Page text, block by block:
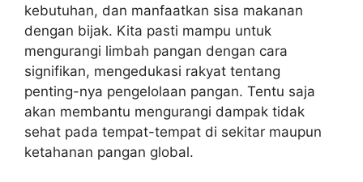
kebutuhan, dan manfaatkan sisa makanan
dengan bijak. Kita pasti mampu untuk
mengurangi limbah pangan dengan cara
signifikan, mengedukasi rakyat tentang
penting-nya pengelolaan pangan. Tentu saja
akan membantu mengurangi dampak tidak
sehat pada tempat-tempat di sekitar maupun
ketahanan pangan global.